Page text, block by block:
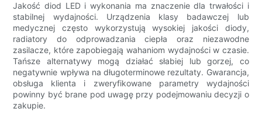
Jakość diod LED i wykonania ma znaczenie dla trwałości i
stabilnej wydajności. Urządzenia klasy badawczej lub
medycznej często wykorzystują wysokiej jakości diody,
radiatory do odprowadzania ciepła oraz niezawodne
zasilacze, które zapobiegają wahaniom wydajności w czasie.
Tańsze alternatywy mogą działać słabiej lub gorzej, co
negatywnie wpływa na długoterminowe rezultaty. Gwarancja,
obsługa klienta i zweryfikowane parametry wydajności
powinny być brane pod uwagę przy podejmowaniu decyzji o
zakupie.